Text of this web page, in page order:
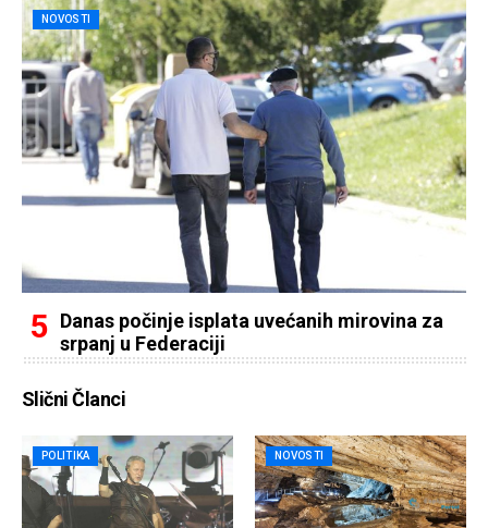
NOVOSTI
Danas počinje isplata uvećanih mirovina za
srpanj u Federaciji
Slični Članci
POLITIKA NOVOSTI